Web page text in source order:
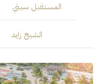
المستقبل سيتي
الشيخ زايد